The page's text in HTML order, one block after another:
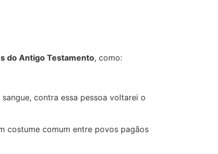
do Antigo Testamento, como:
contra essa pessoa voltarei o
costume comum entre povos pagãos